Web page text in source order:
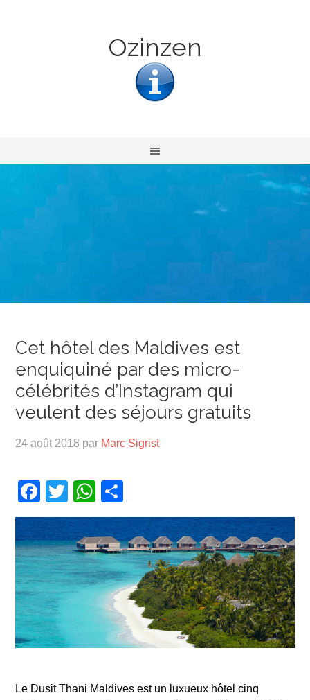
Ozinzen
Cet hôtel des Maldives est
enquiquiné par des micro-
célébrités d’Instagram qui
veulent des séjours gratuits
24 août 2018 par Marc Sigrist
Facebook
TwitterWhatsApp
Le Dusit Thani Maldives est un luxueux hôtel cinq